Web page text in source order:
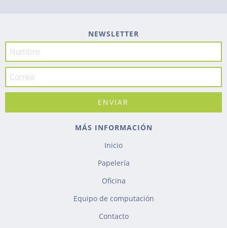
NEWSLETTER
MÁS INFORMACIÓN
Inicio
Papelería
Oficina
Equipo de computación
Contacto